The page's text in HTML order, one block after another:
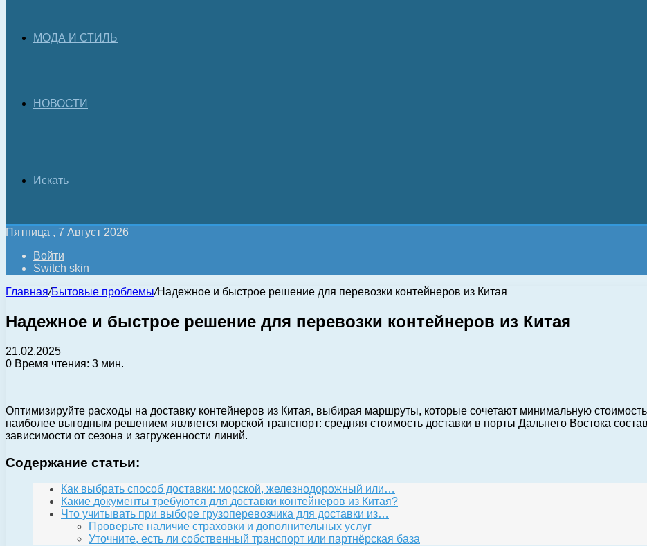
МОДА И СТИЛЬ
НОВОСТИ
Искать
Пятница , 7 Август 2026
Войти
Switch skin
Главная/Бытовые проблемы/Надежное и быстрое решение для перевозки контейнеров из Китая
Надежное и быстрое решение для перевозки контейнеров из Китая
21.02.2025
0 Время чтения: 3 мин.
Оптимизируйте расходы на доставку контейнеров из Китая, выбирая маршруты, которые сочетают минимальную
наиболее выгодным решением является морской транспорт: средняя стоимость доставки в порты Дальнего Востока
зависимости от сезона и загруженности линий.
Содержание статьи:
Как выбрать способ доставки: морской, железнодорожный или…
Какие документы требуются для доставки контейнеров из Китая?
Что учитывать при выборе грузоперевозчика для доставки из…
Проверьте наличие страховки и дополнительных услуг
Уточните, есть ли собственный транспорт или партнёрская база